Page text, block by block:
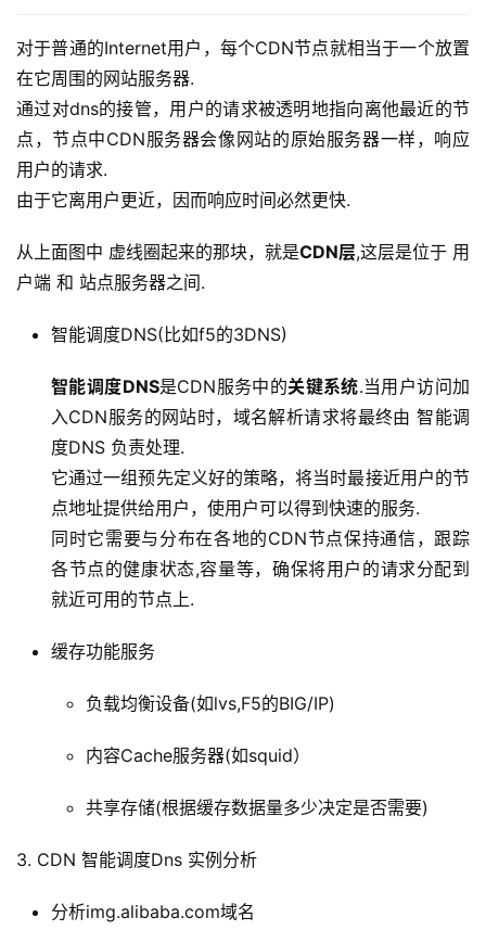
对于普通的Internet用户，每个CDN节点就相当于一个放置
在它周围的网站服务器.
通过对dns的接管，用户的请求被透明地指向离他最近的节
点，节点中CDN服务器会像网站的原始服务器一样，响应
用户的请求.
由于它离用户更近，因而响应时间必然更快.
从上面图中 虚线圈起来的那块，就是CDN层,这层是位于 用
户端 和 站点服务器之间.
智能调度DNS(比如f5的3DNS)
智能调度DNS是CDN服务中的关键系统.当用户访问加
入CDN服务的网站时，域名解析请求将最终由 智能调
度DNS 负责处理.
它通过一组预先定义好的策略，将当时最接近用户的节
点地址提供给用户，使用户可以得到快速的服务.
同时它需要与分布在各地的CDN节点保持通信，跟踪
各节点的健康状态,容量等，确保将用户的请求分配到
就近可用的节点上.
缓存功能服务
负载均衡设备(如lvs,F5的BIG/IP)
内容Cache服务器(如squid）
共享存储(根据缓存数据量多少决定是否需要)
3. CDN 智能调度Dns 实例分析
分析img.alibaba.com域名